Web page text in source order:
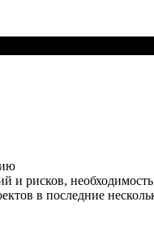
и рисков,
в последние